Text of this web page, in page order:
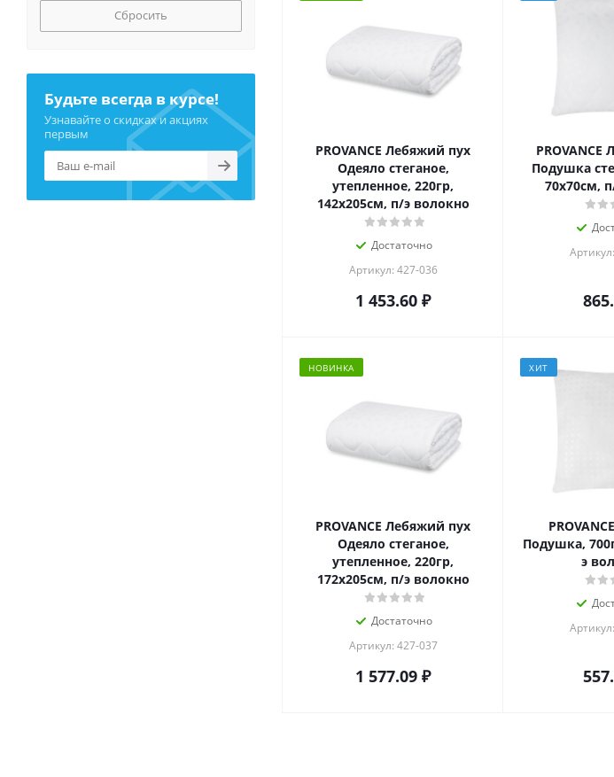
PROVANCE Лебяжий пух
Одеяло стеганое,
утепленное, 220гр,
142х205см, п/э волокно
Достаточно
Артикул: 427-036
1 453.60 ₽
Подушка
70х70см,
НОВИНКА
PROVANCE Лебяжий пух
Одеяло стеганое,
утепленное, 220гр,
172х205см, п/э волокно
Достаточно
Артикул: 427-037
1 577.09 ₽
ХИТ
Подушка,
э
Сбросить
Будьте всегда в курсе!
Узнавайте о скидках и акциях
первым